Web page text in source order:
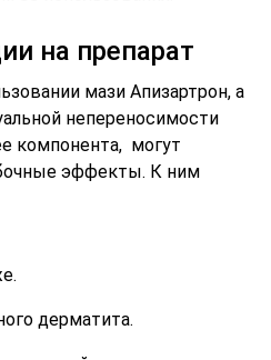
на препарат
мази Апизартрон, а
непереносимости
компонента, могут
эффекты. К ним
дерматита.